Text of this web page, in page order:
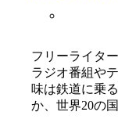
フリーライタ
ラジオ番組や
味は鉄道に乗
か、世界20の